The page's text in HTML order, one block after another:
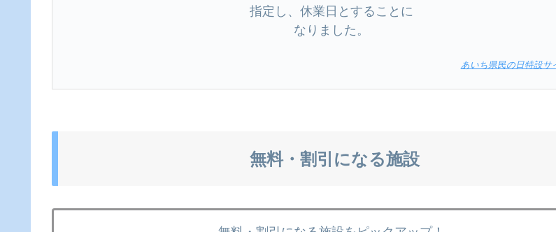
指定し、休業⽇とすることに
なりました。
あいち県民の日特設サ
無料・割引になる施設